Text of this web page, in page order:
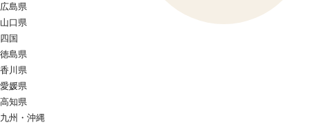
広島県
山口県
四国
徳島県
香川県
愛媛県
高知県
九州・沖縄